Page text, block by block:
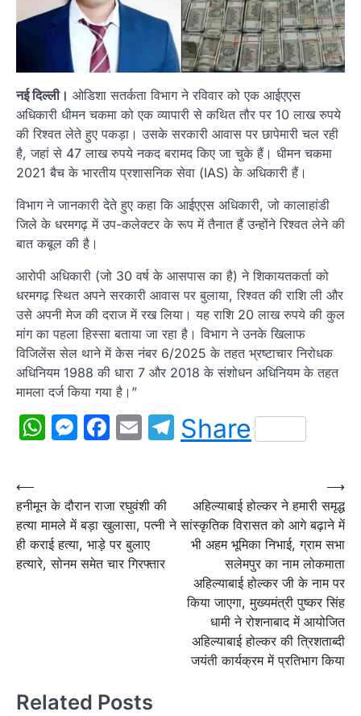
नई दिल्ली। ओडिशा सतर्कता विभाग ने रविवार को एक आईएएस
अधिकारी धीमन चकमा को एक व्यापारी से कथित तौर पर 10 लाख रुपये
की रिश्वत लेते हुए पकड़ा। उसके सरकारी आवास पर छापेमारी चल रही
है, जहां से 47 लाख रुपये नकद बरामद किए जा चुके हैं। धीमन चकमा
2021 बैच के भारतीय प्रशासनिक सेवा (IAS) के अधिकारी हैं।
विभाग ने जानकारी देते हुए कहा कि आईएएस अधिकारी, जो कालाहांडी
जिले के धरमगढ़ में उप-कलेक्टर के रूप में तैनात हैं उन्होंने रिश्वत लेने की
बात कबूल की है।
आरोपी अधिकारी (जो 30 वर्ष के आसपास का है) ने शिकायतकर्ता को
धरमगढ़ स्थित अपने सरकारी आवास पर बुलाया, रिश्वत की राशि ली और
उसे अपनी मेज की दराज में रख लिया। यह राशि 20 लाख रुपये की कुल
मांग का पहला हिस्सा बताया जा रहा है। विभाग ने उनके खिलाफ
विजिलेंस सेल थाने में केस नंबर 6/2025 के तहत भ्रष्टाचार निरोधक
अधिनियम 1988 की धारा 7 और 2018 के संशोधन अधिनियम के तहत
मामला दर्ज किया गया है।”
WhatsApp
Messenger
Facebook
EmailTelegram
Share
Post
navigation
⟵
हनीमून के दौरान राजा रघुवंशी की
हत्या मामले में बड़ा खुलासा, पत्नी ने
ही कराई हत्या, भाड़े पर बुलाए
हत्यारे, सोनम समेत चार गिरफ्तार
अहिल्याबाई होल्कर ने हमारी समृद्ध
सांस्कृतिक विरासत को आगे बढ़ाने में
भी अहम भूमिका निभाई, ग्राम सभा
सलेमपुर का नाम लोकमाता
अहिल्याबाई होल्कर जी के नाम पर
किया जाएगा, मुख्यमंत्री पुष्कर सिंह
धामी ने रोशनाबाद में आयोजित
अहिल्याबाई होल्कर की त्रिशताब्दी
जयंती कार्यक्रम में प्रतिभाग किया
⟶
Related Posts